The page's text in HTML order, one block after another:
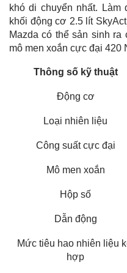
khó di chuyển nhất.
khối động cơ 2.5 lít
Mazda có thể sản sinh
mô men xoắn cực đại 420
Thông số kỹ thuật
Động cơ
Loại nhiên liệu
Công suất cực đại
Mô men xoắn
Hộp số
Dẫn động
Mức tiêu hao nhiên liệu
hợp